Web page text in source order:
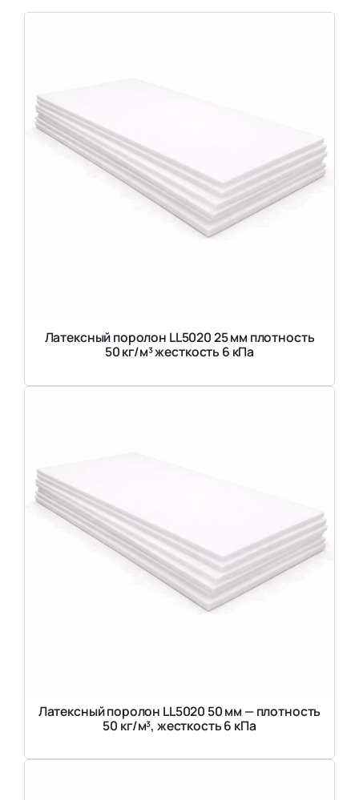
Латексный поролон LL5020 25 мм плотность
50 кг/м³ жесткость 6 кПа
Латексный поролон LL5020 50 мм — плотность
50 кг/м³, жесткость 6 кПа